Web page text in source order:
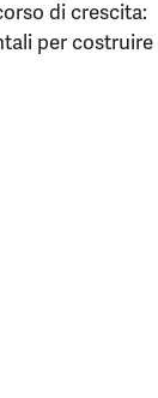
di crescita:
per costruire